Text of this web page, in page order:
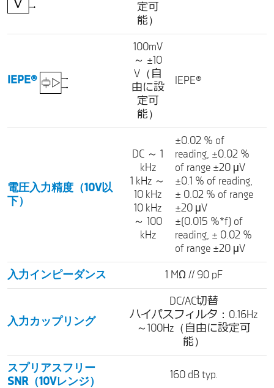
定可
能）
IEPE®
100mV
～ ±10
V（自
由に設
定可
能）
IEPE®
電圧入力精度（10V以
下）
DC ～ 1
kHz
1 kHz ～
10 kHz
10 kHz
～ 100
kHz
±0.02 % of
reading, ±0.02 %
of range ±20 μV
±0.1 % of reading,
± 0.02 % of range
±20 μV
±(0.015 %*f) of
reading, ± 0.02 %
of range ±20 μV
入力インピーダンス 1 MΩ // 90 pF
入力カップリング
DC/AC切替
ハイパスフィルタ：0.16Hz
～100Hz（自由に設定可
能）
スプリアスフリー
SNR（10Vレンジ）
160 dB typ.